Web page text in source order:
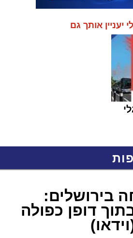
יעניין אותך גם
בירושלים:
דופן כפולה